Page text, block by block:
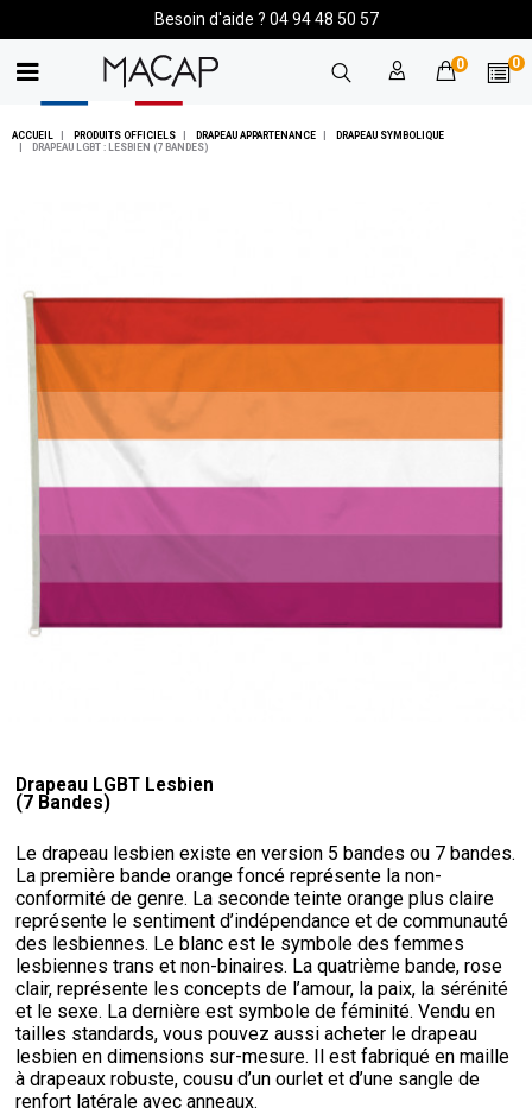
Besoin d'aide ? 04 94 48 50 57
0 0
ACCUEIL PRODUITS OFFICIELS DRAPEAU APPARTENANCE
DRAPEAU SYMBOLIQUE
DRAPEAU LGBT : LESBIEN (7 BANDES)
Drapeau LGBT Lesbien
(7 Bandes)
Le drapeau lesbien existe en version 5 bandes ou 7 bandes.
La première bande orange foncé représente la non-
conformité de genre. La seconde teinte orange plus claire
représente le sentiment d’indépendance et de communauté
des lesbiennes. Le blanc est le symbole des femmes
lesbiennes trans et non-binaires. La quatrième bande, rose
clair, représente les concepts de l’amour, la paix, la sérénité
et le sexe. La dernière est symbole de féminité. Vendu en
tailles standards, vous pouvez aussi acheter le drapeau
lesbien en dimensions sur-mesure. Il est fabriqué en maille
à drapeaux robuste, cousu d’un ourlet et d’une sangle de
renfort latérale avec anneaux.